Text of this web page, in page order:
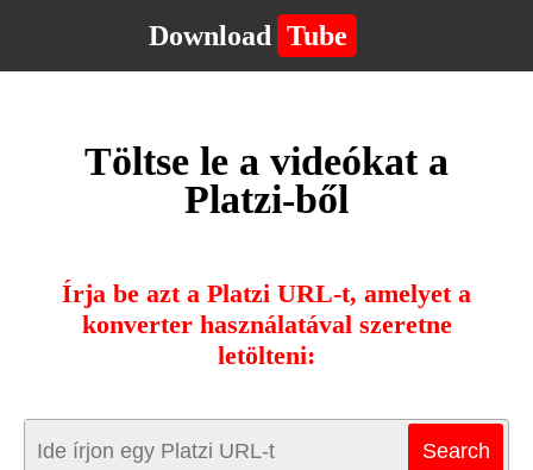
Download Tube
Töltse le a videókat a
Platzi-ből
Írja be azt a Platzi URL-t, amelyet a
konverter használatával szeretne
letölteni: